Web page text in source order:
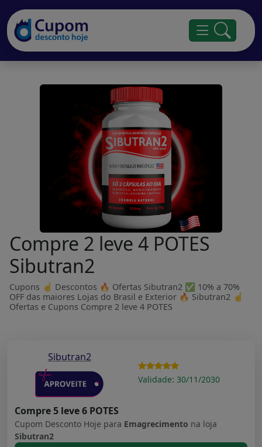
Compre 2 leve 4 POTES
Sibutran2
Cupons ☝ Descontos 🔥 Ofertas Sibutran2 ✅ 10% a 70%
OFF das maiores Lojas do Brasil e Exterior 🔥 Sibutran2 ☝
Ofertas e Cupons Compre 2 leve 4 POTES
Sibutran2
Validade: 30/11/2030
Compre 5 leve 6 POTES
Cupom Desconto Hoje para Emagrecimento na loja
Sibutran2